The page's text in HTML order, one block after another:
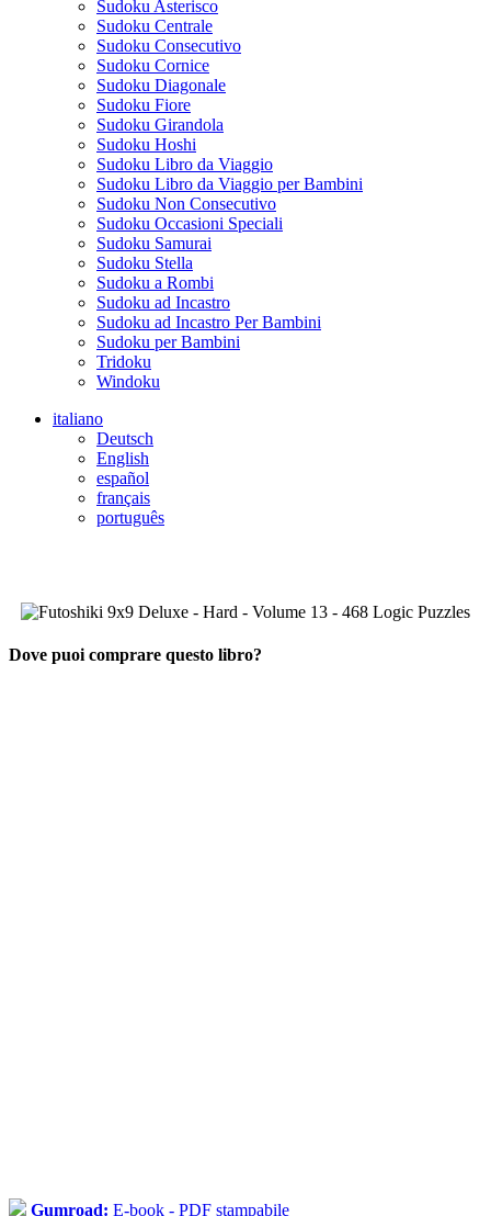
Sudoku Asterisco
Sudoku Centrale
Sudoku Consecutivo
Sudoku Cornice
Sudoku Diagonale
Sudoku Fiore
Sudoku Girandola
Sudoku Hoshi
Sudoku Libro da Viaggio
Sudoku Libro da Viaggio per Bambini
Sudoku Non Consecutivo
Sudoku Occasioni Speciali
Sudoku Samurai
Sudoku Stella
Sudoku a Rombi
Sudoku ad Incastro
Sudoku ad Incastro Per Bambini
Sudoku per Bambini
Tridoku
Windoku
italiano
Deutsch
English
español
français
português
Dove puoi comprare questo libro?
Gumroad: E-book - PDF stampabile